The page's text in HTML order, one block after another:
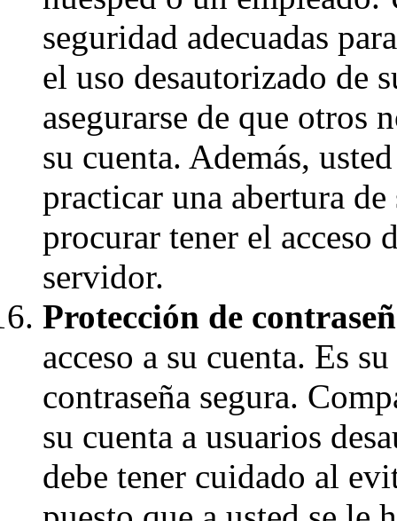
seguridad adecuadas
el uso desautorizado de
asegurarse de que otros
su cuenta. Además,
practicar una abertura
procurar tener el acceso
servidor.
Protección de
acceso a su cuenta. Es
contraseña segura.
su cuenta a usuarios
debe tener cuidado al